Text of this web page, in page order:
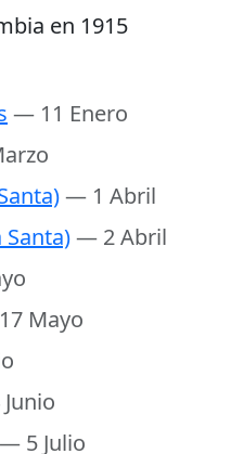
en 1915
— 11 Enero
— 1 Abril
Santa)— 2 Abril
Mayo
— 5 Julio